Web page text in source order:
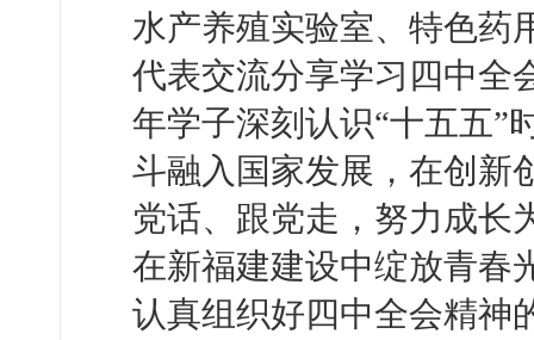
水产养殖实验室、特色药
代表交流分享学习四中全
年学子深刻认识“十五五”
斗融入国家发展，在创新
党话、跟党走，努力成长
在新福建建设中绽放青春
认真组织好四中全会精神